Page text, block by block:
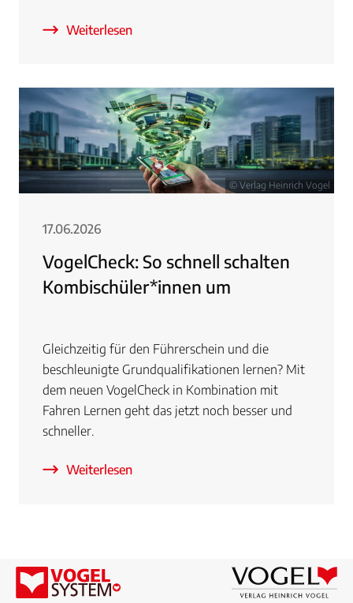
Weiterlesen
© Verlag Heinrich Vogel
17.06.2026
VogelCheck: So schnell schalten
Kombischüler*innen um
Gleichzeitig für den Führerschein und die
beschleunigte Grundqualifikationen lernen? Mit
dem neuen VogelCheck in Kombination mit
Fahren Lernen geht das jetzt noch besser und
schneller.
Weiterlesen